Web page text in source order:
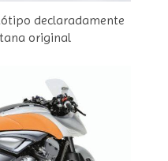
declaradamente
original